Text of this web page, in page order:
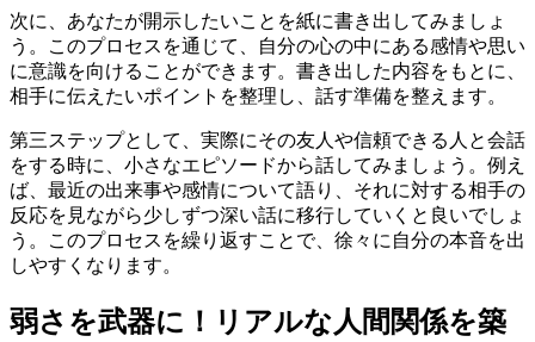
次に、あなたが開示したいことを紙に書き出してみましょ
う。このプロセスを通じて、自分の心の中にある感情や思い
に意識を向けることができます。書き出した内容をもとに、
相手に伝えたいポイントを整理し、話す準備を整えます。
第三ステップとして、実際にその友人や信頼できる人と会話
をする時に、小さなエピソードから話してみましょう。例え
ば、最近の出来事や感情について語り、それに対する相手の
反応を見ながら少しずつ深い話に移行していくと良いでしょ
う。このプロセスを繰り返すことで、徐々に自分の本音を出
しやすくなります。
弱さを武器に！リアルな人間関係を築